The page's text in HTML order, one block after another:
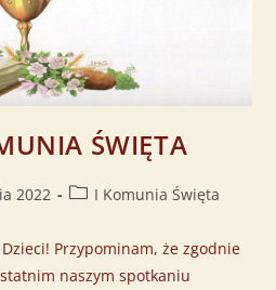
ŚWIĘTA
2022 I Komunia Święta
Przypominam, że zgodnie
naszym spotkaniu